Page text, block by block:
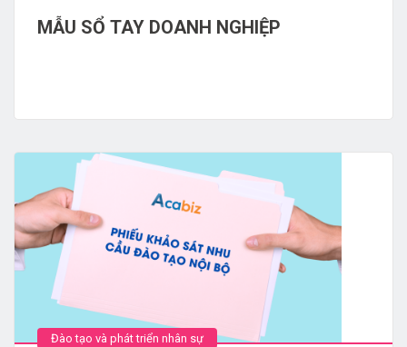
MẪU SỔ TAY DOANH NGHIỆP
Đào tạo và phát triển nhân sự